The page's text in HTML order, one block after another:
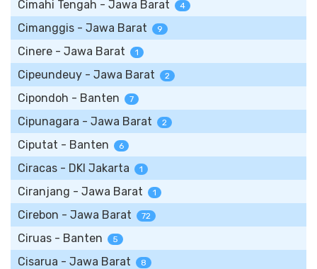
Cimahi Tengah - Jawa Barat 4
Cimanggis - Jawa Barat 9
Cinere - Jawa Barat 1
Cipeundeuy - Jawa Barat 2
Cipondoh - Banten 7
Cipunagara - Jawa Barat 2
Ciputat - Banten 6
Ciracas - DKI Jakarta 1
Ciranjang - Jawa Barat 1
Cirebon - Jawa Barat 72
Ciruas - Banten 5
Cisarua - Jawa Barat 8